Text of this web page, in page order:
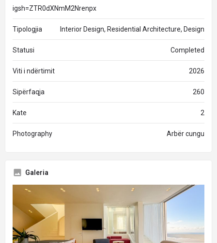
igsh=ZTR0dXNmM2Nrenpx
Tipologjia Interior Design, Residential Architecture, Design
Statusi Completed
Viti i ndërtimit 2026
Sipërfaqja 260
Kate 2
Photography Arbër cungu
Galeria